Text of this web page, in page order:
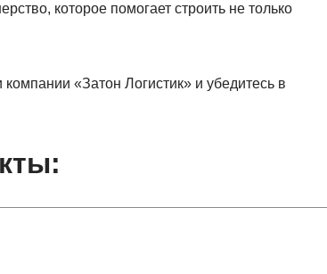
которое помогает строить не только
«Затон Логистик» и убедитесь в